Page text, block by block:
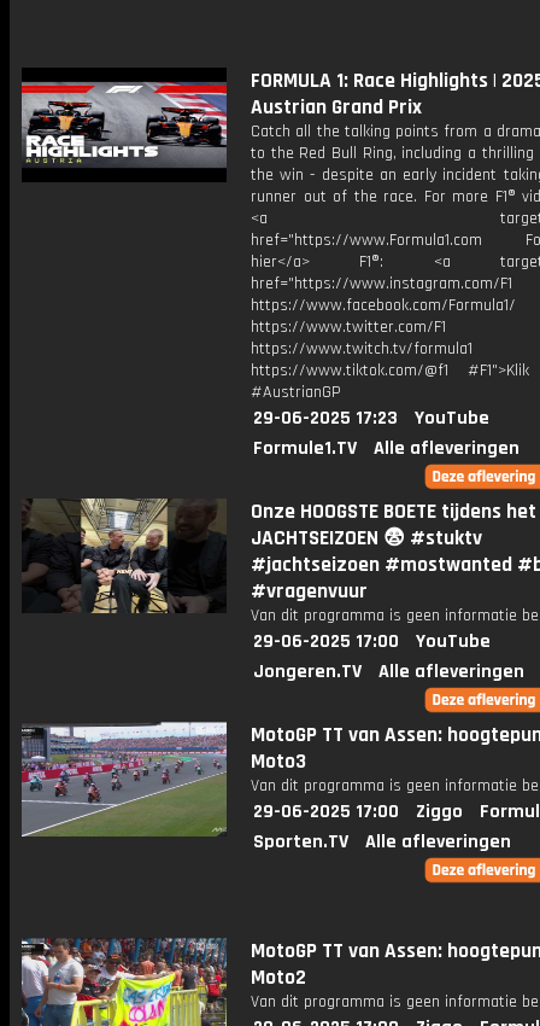
FORMULA 1: Race Highlights |
Austrian Grand Prix
Catch all the talking points from a
to the Red Bull Ring, including a
the win - despite an early incident
runner out of the race. For more F1®
<a
href="https://www.Formula1.com
hier</a> F1®: <a
href="https://www.instagram.com/F1
https://www.facebook.com/Formula1/
https://www.twitter.com/F1
https://www.twitch.tv/formula1
https://www.tiktok.com/@f1
#AustrianGP
29-06-2025 17:23
YouTube
Formule1.TV
Alle afleveringen
Onze HOOGSTE BOETE tijdens het
JACHTSEIZOEN 😨 #stuktv
#jachtseizoen #mostwanted
#vragenvuur
Van dit programma is geen informatie
29-06-2025 17:00
YouTube
Jongeren.TV
Alle afleveringen
MotoGP TT van Assen:
Moto3
Van dit programma is geen informatie
29-06-2025 17:00 Ziggo
Sporten.TV
Alle afleveringen
MotoGP TT van Assen:
Moto2
Van dit programma is geen informatie